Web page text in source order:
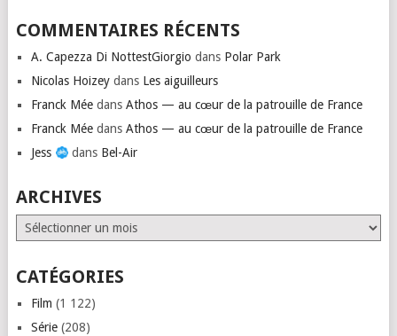
COMMENTAIRES RÉCENTS
A. Capezza Di NottestGiorgio dans Polar Park
Nicolas Hoizeydans Les aiguilleurs
Franck Méedans Athos — au cœur de la patrouille de France
Franck Méedans Athos — au cœur de la patrouille de France
Jess
dans Bel-Air
ARCHIVES
Archives
CATÉGORIES
Film (1 122)
Série(208)